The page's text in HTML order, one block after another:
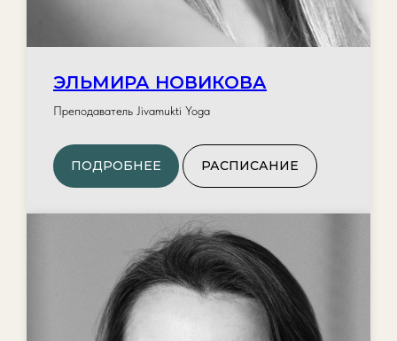
ЭЛЬМИРА НОВИКОВА
Преподаватель Jivamukti Yoga
ПОДРОБНЕЕ РАСПИСАНИЕ